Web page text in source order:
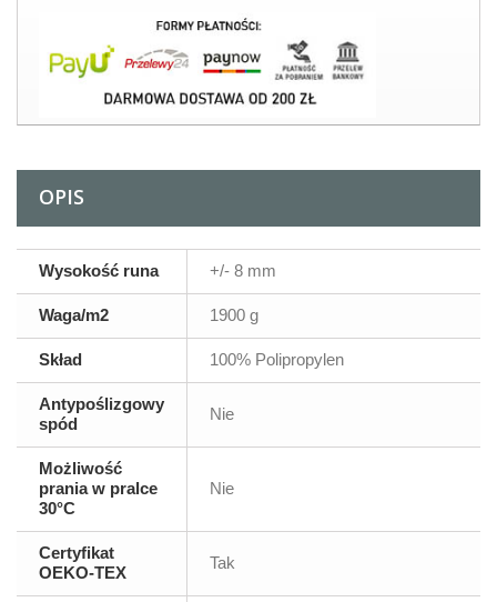
OPIS
Wysokość runa +/- 8 mm
Waga/m2 1900 g
Skład 100% Polipropylen
Antypoślizgowy
spód
Nie
Możliwość
prania w pralce
30°C
Nie
Certyfikat
OEKO-TEX
Tak